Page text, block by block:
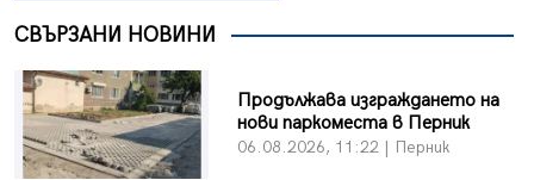
СВЪРЗАНИ НОВИНИ
Продължава изграждането на
нови паркоместа в Перник
06.08.2026, 11:22 | Перник